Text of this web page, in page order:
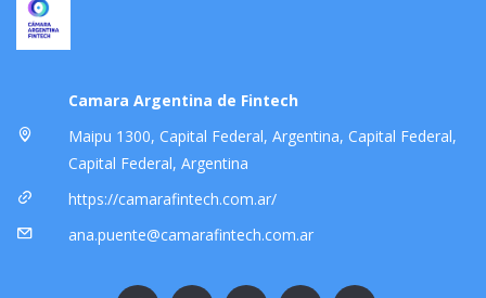
Camara Argentina de Fintech
Maipu 1300, Capital Federal, Argentina, Capital Federal,
Capital Federal, Argentina
https://camarafintech.com.ar/
ana.puente@camarafintech.com.ar